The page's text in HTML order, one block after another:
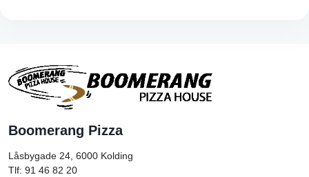
Boomerang Pizza
Låsbygade 24, 6000 Kolding
Tlf: 91 46 82 20